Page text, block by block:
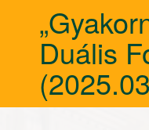
Duális